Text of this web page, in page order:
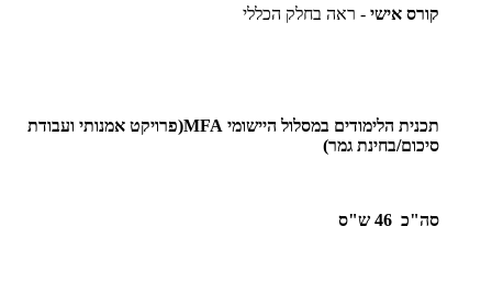
קורס אישי - ראה בחלק הכללי
תכנית הלימודים במסלול היישומי MFA(פרויקט אמנותי ועבודת
סיכום/בחינת גמר)
סה"כ 46 ש"ס